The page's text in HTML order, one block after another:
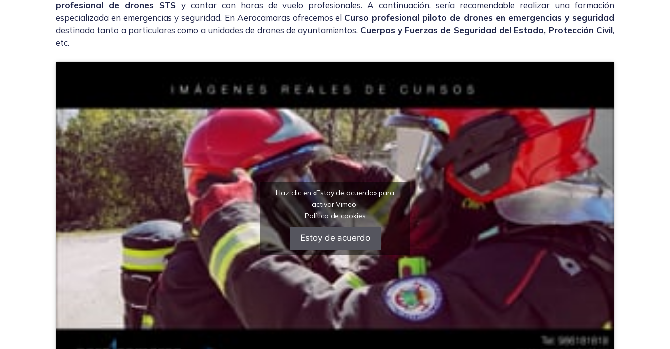
profesional de drones STS y contar con horas de vuelo profesionales. A continuación, sería recomendable realizar una formación
especializada en emergencias y seguridad. En Aerocamaras ofrecemos el Curso profesional piloto de drones en emergencias y seguridad
destinado tanto a particulares como a unidades de drones de ayuntamientos, Cuerpos y Fuerzas de Seguridad del Estado, Protección Civil,
etc.
Haz clic en «Estoy de acuerdo» para
activar Vimeo
Política de cookies
Estoy de acuerdo